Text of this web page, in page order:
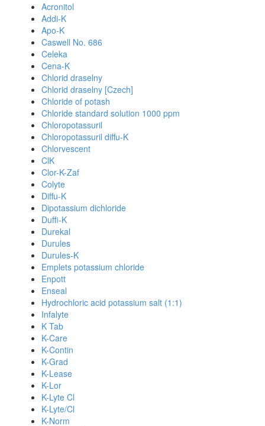
Acronitol
Addi-K
Apo-K
Caswell No. 686
Celeka
Cena-K
Chlorid draselny
Chlorid draselny [Czech]
Chloride of potash
Chloride standard solution 1000 ppm
Chloropotassuril
Chloropotassuril diffu-K
Chlorvescent
ClK
Clor-K-Zaf
Colyte
Diffu-K
Dipotassium dichloride
Duffi-K
Durekal
Durules
Durules-K
Emplets potassium chloride
Enpott
Enseal
Hydrochloric acid potassium salt (1:1)
Infalyte
K Tab
K-Care
K-Contin
K-Grad
K-Lease
K-Lor
K-Lyte Cl
K-Lyte/Cl
K-Norm